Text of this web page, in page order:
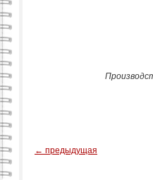
← предыдущая